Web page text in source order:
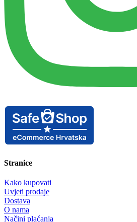
Stranice
Kako kupovati
Uvjeti prodaje
Dostava
O nama
Načini plaćanja